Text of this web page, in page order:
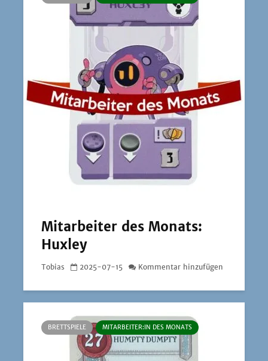
Mitarbeiter des Monats:
Huxley
Tobias 2025-07-15 Kommentar hinzufügen
BRETTSPIELE MITARBEITER:IN DES MONATS